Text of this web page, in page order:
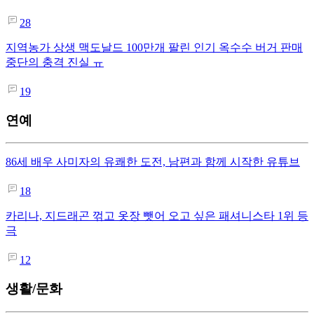
28
지역농가 상생 맥도날드 100만개 팔린 인기 옥수수 버거 판매
중단의 충격 진실 ㅠ
19
연예
86세 배우 사미자의 유쾌한 도전, 남편과 함께 시작한 유튜브
18
카리나, 지드래곤 꺾고 옷장 뺏어 오고 싶은 패셔니스타 1위 등
극
12
생활/문화